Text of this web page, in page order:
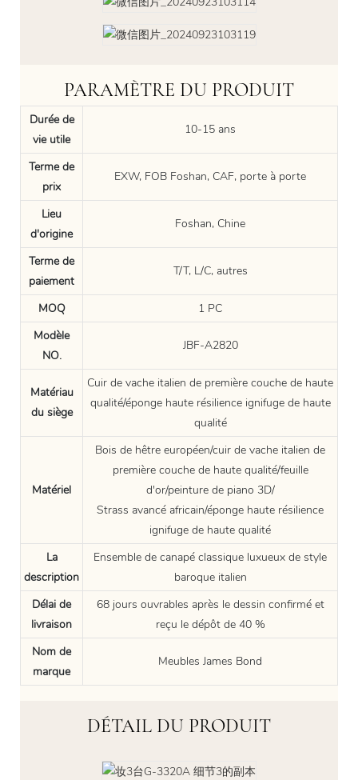
PARAMÈTRE DU PRODUIT
Durée de
vie utile
10-15 ans
Terme de
prix
EXW, FOB Foshan, CAF, porte à porte
Lieu
d'origine
Foshan, Chine
Terme de
paiement
T/T, L/C, autres
MOQ
1 PC
Modèle
NO.
JBF-A2820
Matériau
du siège
Cuir de vache italien de première couche de haute
qualité/éponge haute résilience ignifuge de haute
qualité
Matériel
Bois de hêtre européen/cuir de vache italien de
première couche de haute qualité/feuille
d'or/peinture de piano 3D/
Strass avancé africain/éponge haute résilience
ignifuge de haute qualité
La
description
Ensemble de canapé classique luxueux de style
baroque italien
Délai de
livraison
68 jours ouvrables après le dessin confirmé et
reçu le dépôt de 40 %
Nom de
marque
Meubles James Bond
DÉTAIL DU PRODUIT